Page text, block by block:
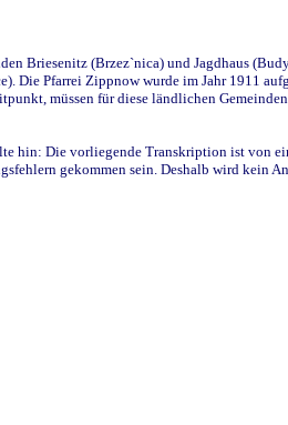
Briesenitz (Brzez`nica) und Jagdhaus
Die Pfarrei Zippnow wurde im Jahr 1911
müssen für diese ländlichen
hin: Die vorliegende Transkription ist von
gekommen sein. Deshalb wird kein